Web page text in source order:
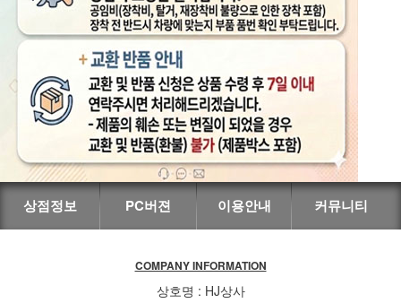
상점정보 PC버젼 이용안내 커뮤니티
COMPANY INFORMATION
상호명 : HJ상사